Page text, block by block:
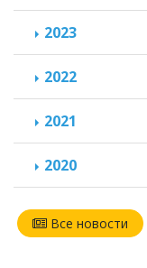
2023
2022
2021
2020
Все новости